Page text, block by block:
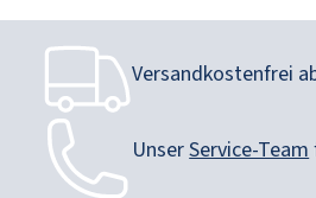
Versandkostenfrei
UnserService-Team